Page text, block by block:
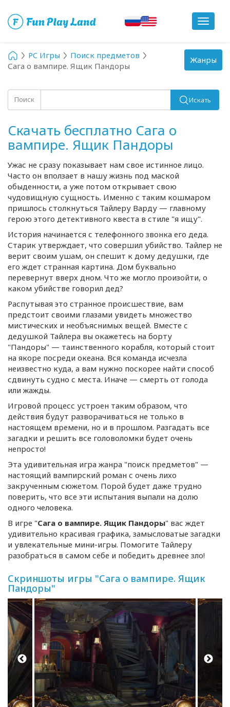
Toggle
PC Игры
Поиск предметов
Сага о вампире. Ящик Пандоры
Поиск Искать
Скачать бесплатно Сага о
вампире. Ящик Пандоры
Ужас не сразу показывает нам свое истинное лицо.
Часто он вползает в нашу жизнь под маской
обыденности, а уже потом открывает свою
чудовищную сущность. Именно с таким кошмаром
пришлось столкнуться Тайлеру Варду — главному
герою этого детективного квеста в стиле "я ищу".
История начинается с телефонного звонка его деда.
Старик утверждает, что совершил убийство. Тайлер не
верит своим ушам, он спешит к дому дедушки, где
его ждет странная картина. Дом буквально
перевернут вверх дном. Что же могло произойти, о
каком убийстве говорил дед?
Распутывая это странное происшествие, вам
предстоит своими глазами увидеть множество
мистических и необъяснимых вещей. Вместе с
дедушкой Тайлера вы окажетесь на борту
"Пандоры" — таинственного корабля, который стоит
на якоре посреди океана. Вся команда исчезла
неизвестно куда, а вам нужно поскорее найти способ
сдвинуть судно с места. Иначе — смерть от голода
или жажды.
Игровой процесс устроен таким образом, что
действия будут разворачиваться не только в
настоящем времени, но и в прошлом. Разгадать все
загадки и решить все головоломки будет очень
непросто!
Эта удивительная игра жанра "поиск предметов" —
настоящий вампирский роман с очень лихо
закрученным сюжетом. Порой будет даже трудно
поверить, что все эти испытания выпали на долю
одного человека.
В игре "Сага о вампире. Ящик Пандоры" вас ждет
удивительно красивая графика, замысловатые загадки
и увлекательные мини-игры. Помогите Тайлеру
разобраться в самом себе и победить древнее зло!
Скриншоты игры "Сага о вампире. Ящик
Пандоры"
Toggle
navigation
Жанры